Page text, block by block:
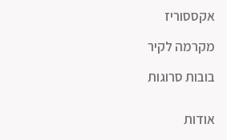
אקססוריז
מקרמה לקיר
בובות סרוגות
אודות